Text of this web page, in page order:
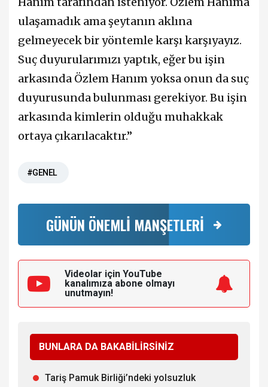
ulaşamadık ama şeytanın aklına
gelmeyecek bir yöntemle karşı karşıyayız.
Suç duyurularımızı yaptık, eğer bu işin
arkasında Özlem Hanım yoksa onun da suç
duyurusunda bulunması gerekiyor. Bu işin
arkasında kimlerin olduğu muhakkak
ortaya çıkarılacaktır.”
#GENEL
GÜNÜN ÖNEMLİ MANŞETLERİ
Videolar için YouTube
kanalımıza abone olmayı
unutmayın!
BUNLARA DA BAKABİLİRSİNİZ
Tariş Pamuk Birliği’ndeki yolsuzluk